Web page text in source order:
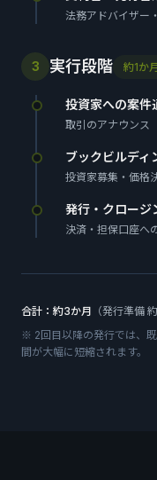
法務アドバイザー
3 実行段階 約1か
投資家への案件
取引のアナウンス
ブックビルディ
投資家募集・価格
発行・クロージ
決済・担保口座へ
合計：約3か月 （発行準備
※ 2回目以降の発行では、
間が大幅に短縮されます。